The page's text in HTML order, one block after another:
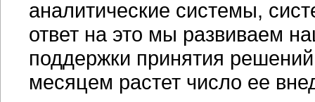
аналитические системы,
ответ на это мы развиваем
поддержки принятия
месяцем растет число ее